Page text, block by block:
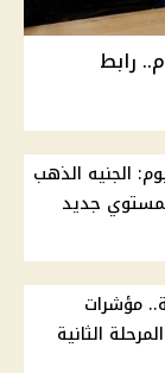
رابط
الجنيه الذهب
مؤشرات